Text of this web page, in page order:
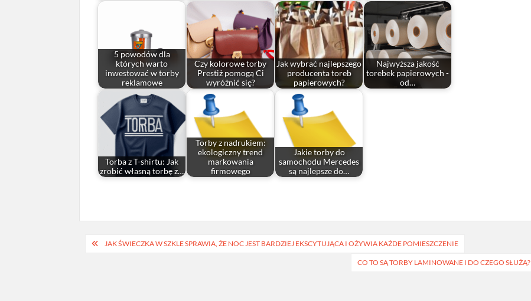
5 powodów dla
których warto
inwestować w torby
reklamowe
Czy kolorowe torby
Prestiż pomogą Ci
wyróżnić się?
Jak wybrać najlepszego
producenta toreb
papierowych?
Najwyższa jakość
torebek papierowych -
od…
Torba z T-shirtu: Jak
zrobić własną torbę z…
Torby z nadrukiem:
ekologiczny trend
markowania
firmowego
Jakie torby do
samochodu Mercedes
są najlepsze do…
Nawigacja
JAK ŚWIECZKA W SZKLE SPRAWIA, ŻE NOC JEST BARDZIEJ EKSCYTUJĄCA I OŻYWIA KAŻDE POMIESZCZENIE
CO TO SĄ TORBY LAMINOWANE I DO CZEGO SŁUŻĄ?